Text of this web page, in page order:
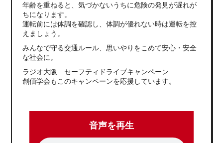
年齢を重ねると、気づかないうちに危険の発見が遅れが
ちになります。
運転前には体調を確認し、体調が優れない時は運転を控
えましょう。
みんなで守る交通ルール、思いやりをこめて安心・安全
な社会に。
ラジオ大阪 セーフティドライブキャンペーン
創価学会もこのキャンペーンを応援しています。
音声を再生